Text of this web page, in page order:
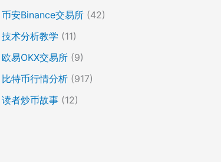
币安Binance交易所 (42)
技术分析教学 (11)
欧易OKX交易所 (9)
比特币行情分析 (917)
读者炒币故事 (12)